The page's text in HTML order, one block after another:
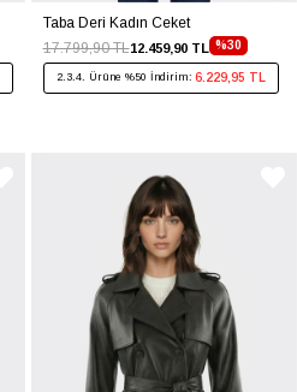
Taba Deri Kadın Ceket
%30
12.459,90 TL
17.799,90 TL
2.3.4. Ürüne %50 İndirim: 6.229,95 TL